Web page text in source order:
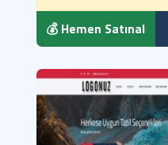
💰 Hemen Satınal